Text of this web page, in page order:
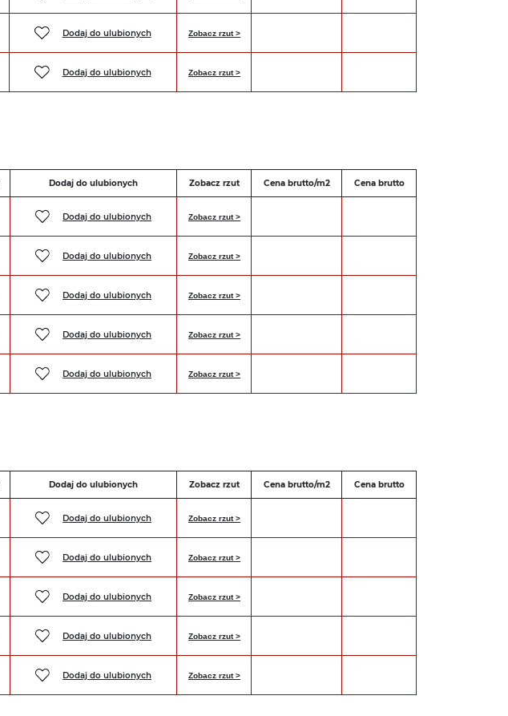
Dodaj do ulubionych Zobacz rzut >
Dodaj do ulubionych Zobacz rzut >
Dodaj do ulubionych Zobacz rzut Cena brutto/m2 Cena brutto
Dodaj do ulubionych Zobacz rzut >
Dodaj do ulubionych Zobacz rzut >
Dodaj do ulubionych Zobacz rzut >
Dodaj do ulubionych Zobacz rzut >
Dodaj do ulubionych Zobacz rzut >
Dodaj do ulubionych Zobacz rzut Cena brutto/m2 Cena brutto
Dodaj do ulubionych Zobacz rzut >
Dodaj do ulubionych Zobacz rzut >
Dodaj do ulubionych Zobacz rzut >
Dodaj do ulubionych Zobacz rzut >
Dodaj do ulubionych Zobacz rzut >